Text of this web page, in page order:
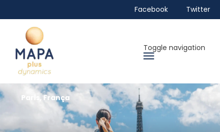
Facebook Twitter
Toggle navigation
Paris, França